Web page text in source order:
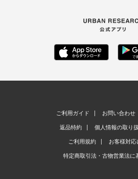
ご利用ガイド お問い合わせ
返品特約 個人情報の取り
ご利用規約 お客様対応
特定商取引法・古物営業法に